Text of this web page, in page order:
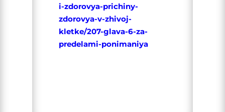
i-zdorovya-prichiny-
zdorovya-v-zhivoj-
kletke/207-glava-6-za-
predelami-ponimaniya